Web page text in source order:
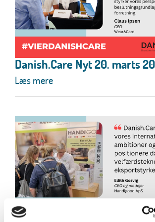
Danish.Care Nyt 20. marts
Læs mere